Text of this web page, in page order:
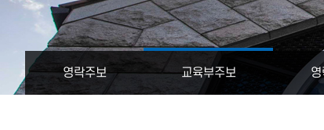
영락주보 교육부주보